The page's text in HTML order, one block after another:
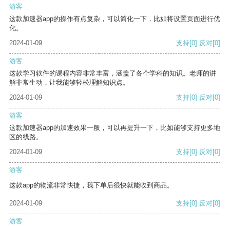
游客
这款加速器app的操作有点复杂，可以简化一下，比如将设置页面进行优
化。
2024-01-09
支持[0] 反对[0]
游客
这款学习软件的课程内容非常丰富，涵盖了各个学科的知识。老师的讲
解非常生动，让我能够轻松理解知识点。
2024-01-09
支持[0] 反对[0]
游客
这款加速器app的加速效果一般，可以再提升一下，比如能够支持更多地
区的线路。
2024-01-09
支持[0] 反对[0]
游客
这款app的物流非常快捷，我下单后很快就能收到商品。
2024-01-09 支持[0] 反对[0]
游客